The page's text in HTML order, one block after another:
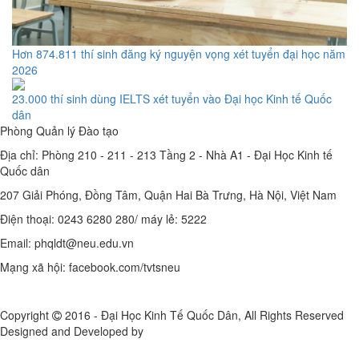
Hơn 874.811 thí sinh đăng ký nguyện vọng xét tuyển đại học năm
2026
23.000 thí sinh dùng IELTS xét tuyển vào Đại học Kinh tế Quốc
dân
Phòng Quản lý Đào tạo
Địa chỉ: Phòng 210 - 211 - 213 Tầng 2 - Nhà A1 - Đại Học Kinh tế
Quốc dân
207 Giải Phóng, Đồng Tâm, Quận Hai Bà Trưng, Hà Nội, Việt Nam
Điện thoại: 0243 6280 280/ máy lẻ: 5222
Email: phqldt@neu.edu.vn
Mạng xã hội: facebook.com/tvtsneu
Copyright
2016 - Đại Học Kinh Tế Quốc Dân, All Rights Reserved
Designed and Developed by